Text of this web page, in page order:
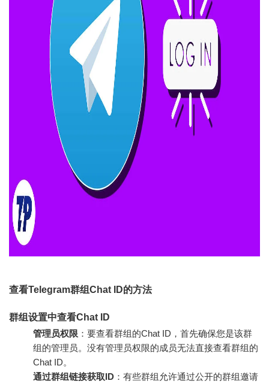
查看Telegram群组Chat ID的方法
群组设置中查看Chat ID
管理员权限 ：要查看群组的Chat ID，首先确保您是该群
组的管理员。没有管理员权限的成员无法直接查看群组的
Chat ID。
通过群组链接获取ID ：有些群组允许通过公开的群组邀请